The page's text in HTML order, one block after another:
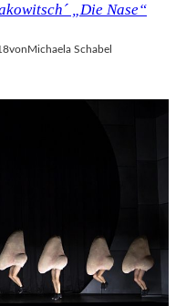
„Die Nase“
von Michaela Schabel